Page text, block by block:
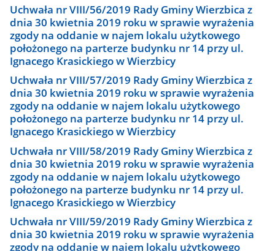
Uchwała nr VIII/56/2019 Rady Gminy Wierzbica z
dnia 30 kwietnia 2019 roku w sprawie wyrażenia
zgody na oddanie w najem lokalu użytkowego
położonego na parterze budynku nr 14 przy ul.
Ignacego Krasickiego w Wierzbicy
Uchwała nr VIII/57/2019 Rady Gminy Wierzbica z
dnia 30 kwietnia 2019 roku w sprawie wyrażenia
zgody na oddanie w najem lokalu użytkowego
położonego na parterze budynku nr 14 przy ul.
Ignacego Krasickiego w Wierzbicy
Uchwała nr VIII/58/2019 Rady Gminy Wierzbica z
dnia 30 kwietnia 2019 roku w sprawie wyrażenia
zgody na oddanie w najem lokalu użytkowego
położonego na parterze budynku nr 14 przy ul.
Ignacego Krasickiego w Wierzbicy
Uchwała nr VIII/59/2019 Rady Gminy Wierzbica z
dnia 30 kwietnia 2019 roku w sprawie wyrażenia
zgody na oddanie w najem lokalu użytkowego